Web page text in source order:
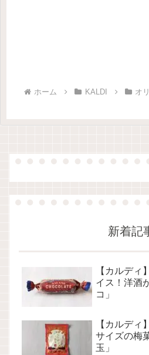
ホーム KALDI オ
新着記
【カルディ
イス！洋酒
コ」
【カルディ
サイズの梅
玉」